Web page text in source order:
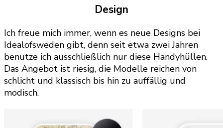
Design
Ich freue mich immer, wenn es neue Designs bei
Idealofsweden gibt, denn seit etwa zwei Jahren
benutze ich ausschließlich nur diese Handyhüllen.
Das Angebot ist riesig, die Modelle reichen von
schlicht und klassisch bis hin zu auffällig und
modisch.